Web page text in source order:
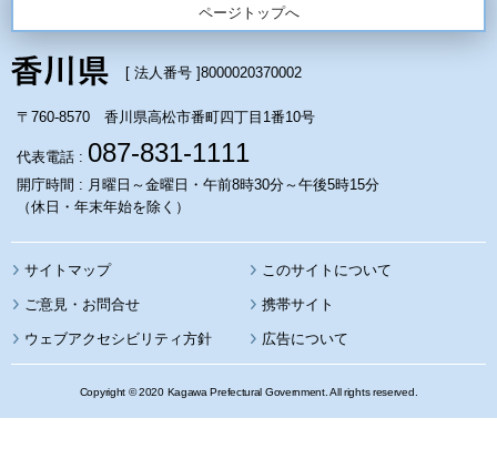
ページトップへ
[ 法人番号 ]8000020370002
〒760-8570 香川県高松市番町四丁目1番10号
代表電話 : 087-831-1111
開庁時間 : 月曜日～金曜日・午前8時30分～午後5時15分
（休日・年末年始を除く）
サイトマップ このサイトについて
携帯サイト
ウェブアクセシビリティ方針 広告について
Copyright © 2020 Kagawa Prefectural Government. All rights reserved.